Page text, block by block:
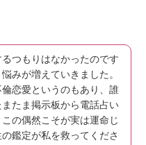
つもりはなかったのです
みが増えていきました。
恋愛というのもあり、誰
たま掲示板から電話占い
の偶然こそが実は運命じ
鑑定が私を救ってくださ